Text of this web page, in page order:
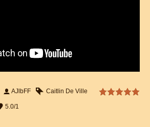
AJlbFF Caitlin De Ville
5.0/1